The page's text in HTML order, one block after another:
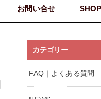
お問い合せ SHOP
カテゴリー
FAQ｜よくある質問